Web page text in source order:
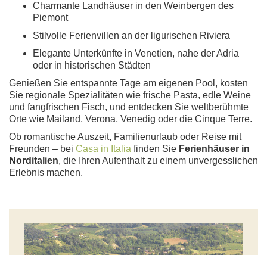
Charmante Landhäuser in den Weinbergen des
Piemont
Stilvolle Ferienvillen an der ligurischen Riviera
Elegante Unterkünfte in Venetien, nahe der Adria
oder in historischen Städten
Genießen Sie entspannte Tage am eigenen Pool, kosten
Sie regionale Spezialitäten wie frische Pasta, edle Weine
und fangfrischen Fisch, und entdecken Sie weltberühmte
Orte wie Mailand, Verona, Venedig oder die Cinque Terre.
Ob romantische Auszeit, Familienurlaub oder Reise mit
Freunden – bei Casa in Italia finden Sie Ferienhäuser in
Norditalien, die Ihren Aufenthalt zu einem unvergesslichen
Erlebnis machen.